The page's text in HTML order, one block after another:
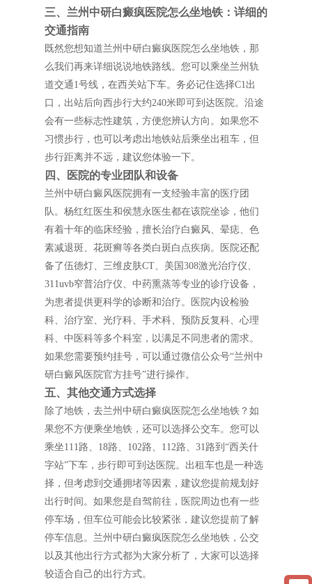
三、兰州中研白癜疯医院怎么坐地铁：详细的
交通指南
既然您想知道兰州中研白癜疯医院怎么坐地铁，那
么我们再来详细说说地铁路线。您可以乘坐兰州轨
道交通1号线，在西关站下车。务必记住选择C1出
口，出站后向西步行大约240米即可到达医院。沿途
会有一些标志性建筑，方便您辨认方向。如果您不
习惯步行，也可以考虑出地铁站后乘坐出租车，但
步行距离并不远，建议您体验一下。
四、医院的专业团队和设备
兰州中研白癜风医院拥有一支经验丰富的医疗团
队。杨红红医生和侯慧永医生都在该院坐诊，他们
有着十年的临床经验，擅长治疗白癜风、晕痣、色
素减退斑、花斑癣等各类白斑白点疾病。医院还配
备了伍德灯、三维皮肤CT、美国308激光治疗仪、
311uvb窄普治疗仪、中药熏蒸等专业的诊疗设备，
为患者提供更科学的诊断和治疗。医院内设检验
科、治疗室、光疗科、手术科、预防反复科、心理
科、中医科等多个科室，以满足不同患者的需求。
如果您需要预约挂号，可以通过微信公众号“兰州中
研白癜风医院官方挂号”进行操作。
五、其他交通方式选择
除了地铁，去兰州中研白癜疯医院怎么坐地铁？如
果您不方便乘坐地铁，还可以选择公交车。您可以
乘坐111路、18路、102路、112路、31路到“西关什
字站”下车，步行即可到达医院。出租车也是一种选
择，但考虑到交通拥堵等因素，建议您提前规划好
出行时间。如果您是自驾前往，医院周边也有一些
停车场，但车位可能会比较紧张，建议您提前了解
停车信息。兰州中研白癜疯医院怎么坐地铁，公交
以及其他出行方式都为大家分析了，大家可以选择
较适合自己的出行方式。